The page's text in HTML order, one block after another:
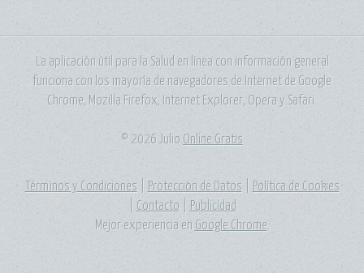
La aplicación útil para la Salud en línea con información general
funciona con los mayoría de navegadores de Internet de Google
Chrome, Mozilla Firefox, Internet Explorer, Opera y Safari.
© 2026 Julio Online Gratis
Términos y Condiciones| Protección de Datos|
Política de Cookies
Contacto
Publicidad
Mejor experiencia en Google Chrome.